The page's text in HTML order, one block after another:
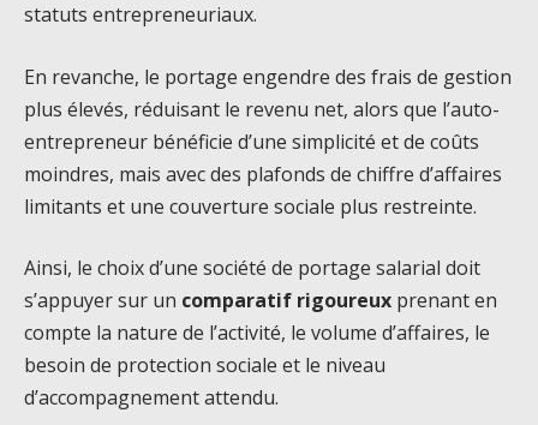
statuts entrepreneuriaux.
En revanche, le portage engendre des frais de gestion
plus élevés, réduisant le revenu net, alors que l’auto-
entrepreneur bénéficie d’une simplicité et de coûts
moindres, mais avec des plafonds de chiffre d’affaires
limitants et une couverture sociale plus restreinte.
Ainsi, le choix d’une société de portage salarial doit
s’appuyer sur un comparatif rigoureux prenant en
compte la nature de l’activité, le volume d’affaires, le
besoin de protection sociale et le niveau
d’accompagnement attendu.